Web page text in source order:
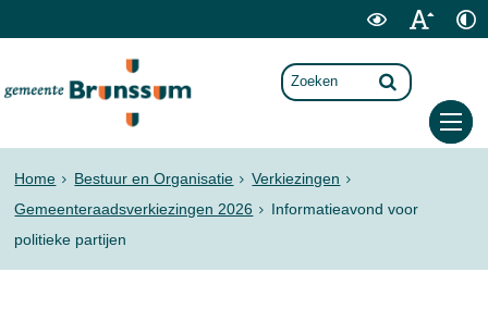
Home Bestuur en Organisatie
Verkiezingen
Gemeenteraadsverkiezingen 2026
Informatieavond voor
politieke partijen